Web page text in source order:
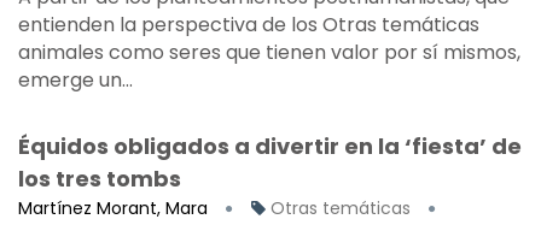
entienden la perspectiva de los Otras temáticas
animales como seres que tienen valor por sí mismos,
emerge un...
Équidos obligados a divertir en la ‘fiesta’ de
los tres tombs
Martínez Morant, Mara
Otras temáticas